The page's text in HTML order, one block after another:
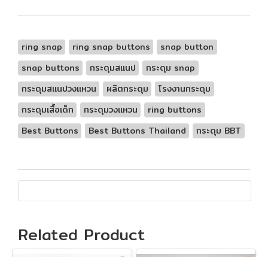
ring snap ring snap buttons
snap button
snap buttons
กระดุมสแนป
กระดุม snap
กระดุมสแนปวงแหวน
ผลิตกระดุม
โรงงานกระดุม
กระดุมเสื้อเด็ก
กระดุมวงแหวน
ring buttons
Best Buttons
Best Buttons Thailand กระดุม BBT
Related Product